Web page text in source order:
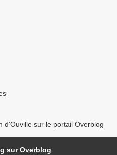
d'Ouville sur le portail Overblog
sur Overblog